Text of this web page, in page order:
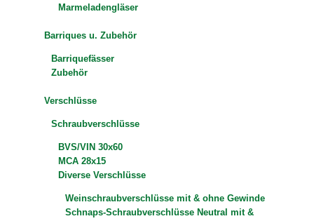
Marmeladengläser
Barriques u. Zubehör
Barriquefässer
Zubehör
Verschlüsse
Schraubverschlüsse
BVS/VIN 30x60
MCA 28x15
Diverse Verschlüsse
Weinschraubverschlüsse mit & ohne Gewinde
Schnaps-Schraubverschlüsse Neutral mit &